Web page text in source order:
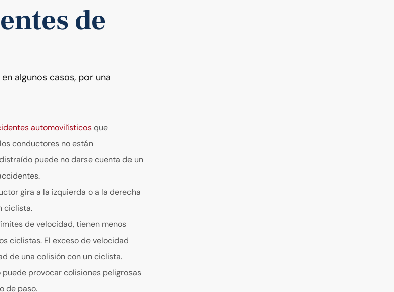
de
algunos casos, por una
automovilísticosque
conductores no están
puede no darse cuenta de un
gira a la izquierda o a la derecha
ciclista.
de velocidad, tienen menos
ciclistas. El exceso de velocidad
de una colisión con un ciclista.
puede provocar colisiones peligrosas
de paso.